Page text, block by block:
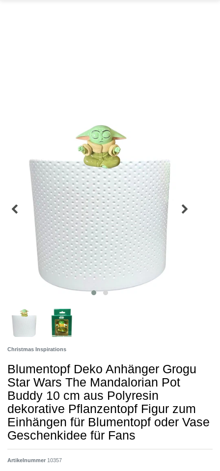
Christmas Inspirations
Blumentopf Deko Anhänger Grogu
Star Wars The Mandalorian Pot
Buddy 10 cm aus Polyresin
dekorative Pflanzentopf Figur zum
Einhängen für Blumentopf oder Vase
Geschenkidee für Fans
Artikelnummer 10357